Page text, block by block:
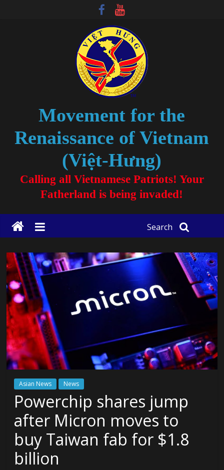
Movement for the
Renaissance of Vietnam
(Việt-Hưng)
Calling all Vietnamese Patriots! Your
Fatherland is being invaded!
Search
Asian News News
Powerchip shares jump
after Micron moves to
buy Taiwan fab for $1.8
billion